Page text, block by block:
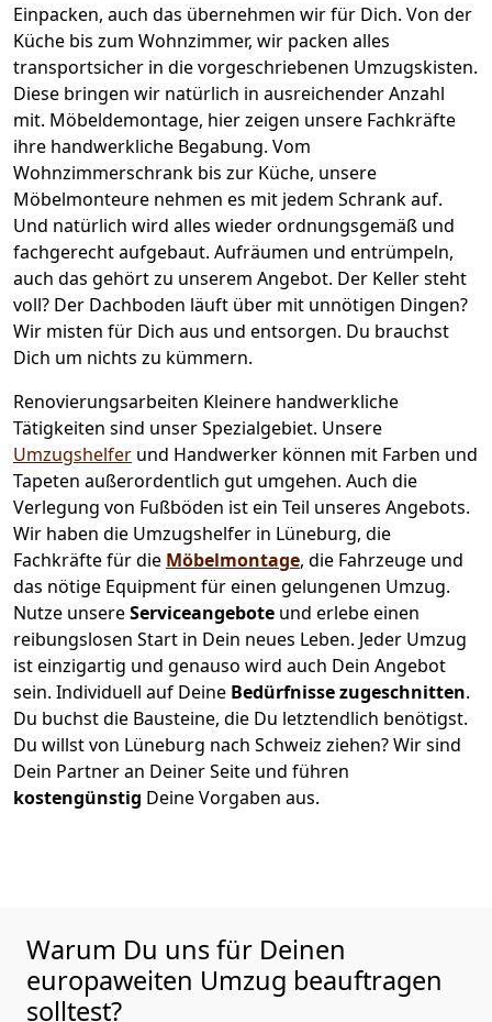
Einpacken, auch das übernehmen wir für Dich. Von der
Küche bis zum Wohnzimmer, wir packen alles
transportsicher in die vorgeschriebenen Umzugskisten.
Diese bringen wir natürlich in ausreichender Anzahl
mit. Möbeldemontage, hier zeigen unsere Fachkräfte
ihre handwerkliche Begabung. Vom
Wohnzimmerschrank bis zur Küche, unsere
Möbelmonteure nehmen es mit jedem Schrank auf.
Und natürlich wird alles wieder ordnungsgemäß und
fachgerecht aufgebaut. Aufräumen und entrümpeln,
auch das gehört zu unserem Angebot. Der Keller steht
voll? Der Dachboden läuft über mit unnötigen Dingen?
Wir misten für Dich aus und entsorgen. Du brauchst
Dich um nichts zu kümmern.
Renovierungsarbeiten Kleinere handwerkliche
Tätigkeiten sind unser Spezialgebiet. Unsere
Umzugshelfer und Handwerker können mit Farben und
Tapeten außerordentlich gut umgehen. Auch die
Verlegung von Fußböden ist ein Teil unseres Angebots.
Wir haben die Umzugshelfer in Lüneburg, die
Fachkräfte für die Möbelmontage, die Fahrzeuge und
das nötige Equipment für einen gelungenen Umzug.
Nutze unsereServiceangebote und erlebe einen
reibungslosen Start in Dein neues Leben. Jeder Umzug
ist einzigartig und genauso wird auch Dein Angebot
sein. Individuell auf Deine Bedürfnisse zugeschnitten.
Du buchst die Bausteine, die Du letztendlich benötigst.
Du willst von Lüneburg nach Schweiz ziehen? Wir sind
Dein Partner an Deiner Seite und führen
kostengünstig Deine Vorgaben aus.
Warum Du uns für Deinen
europaweiten Umzug beauftragen
solltest?